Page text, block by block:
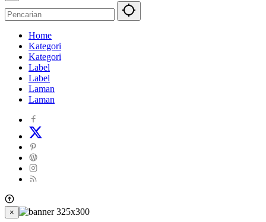
Home
Kategori
Kategori
Label
Label
Laman
Laman
×